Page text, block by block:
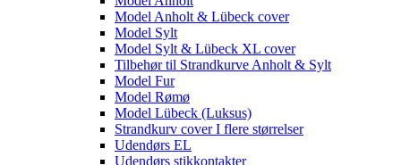
Model Anholt & Lübeck cover
Model Sylt
Model Sylt & Lübeck XL cover
Tilbehør til Strandkurve Anholt & Sylt
Model Fur
Model Rømø
Model Lübeck (Luksus)
Strandkurv cover I flere størrelser
Udendørs EL
Udendørs stikkontakter